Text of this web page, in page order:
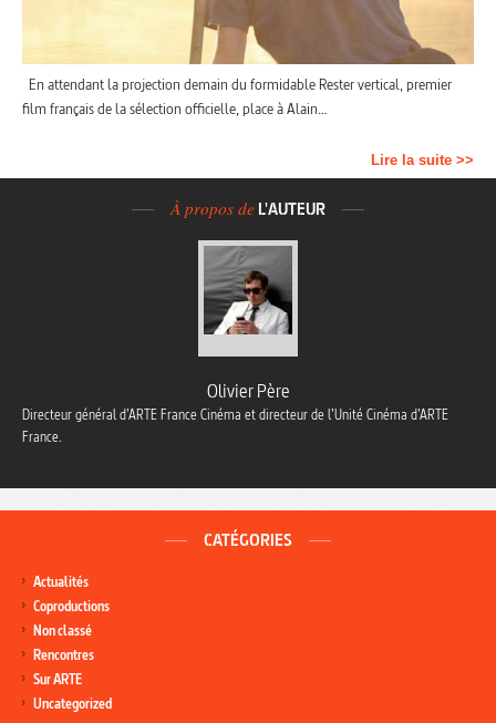
En attendant la projection demain du formidable Rester vertical, premier
film français de la sélection officielle, place à Alain…
Lire la suite >>
À propos de L'AUTEUR
Olivier Père
Directeur général d’ARTE France Cinéma et directeur de l’Unité Cinéma d’ARTE
France.
CATÉGORIES
Actualités
Coproductions
Non classé
Rencontres
Sur ARTE
Uncategorized